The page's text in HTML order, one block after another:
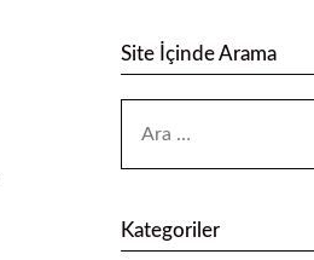
Site İçinde Arama
Kategoriler